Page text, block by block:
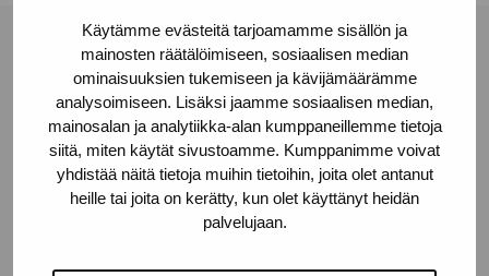
Käytämme evästeitä tarjoamamme sisällön ja
mainosten räätälöimiseen, sosiaalisen median
ominaisuuksien tukemiseen ja kävijämäärämme
analysoimiseen. Lisäksi jaamme sosiaalisen median,
mainosalan ja analytiikka-alan kumppaneillemme tietoja
siitä, miten käytät sivustoamme. Kumppanimme voivat
yhdistää näitä tietoja muihin tietoihin, joita olet antanut
heille tai joita on kerätty, kun olet käyttänyt heidän
palvelujaan.
Pro Artibus Foundation
Gustav Wasas gata 11
10600 Ekenäs
proartibus@proartibus.fi